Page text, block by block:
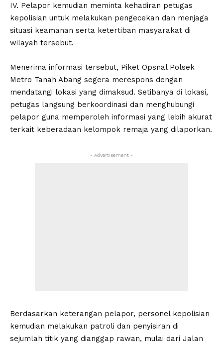
IV. Pelapor kemudian meminta kehadiran petugas
kepolisian untuk melakukan pengecekan dan menjaga
situasi keamanan serta ketertiban masyarakat di
wilayah tersebut.
Menerima informasi tersebut, Piket Opsnal Polsek
Metro Tanah Abang segera merespons dengan
mendatangi lokasi yang dimaksud. Setibanya di lokasi,
petugas langsung berkoordinasi dan menghubungi
pelapor guna memperoleh informasi yang lebih akurat
terkait keberadaan kelompok remaja yang dilaporkan.
- Advertisement -
Berdasarkan keterangan pelapor, personel kepolisian
kemudian melakukan patroli dan penyisiran di
sejumlah titik yang dianggap rawan, mulai dari Jalan